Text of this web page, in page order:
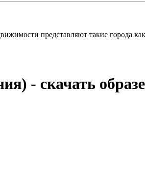
представляют такие города
- скачать